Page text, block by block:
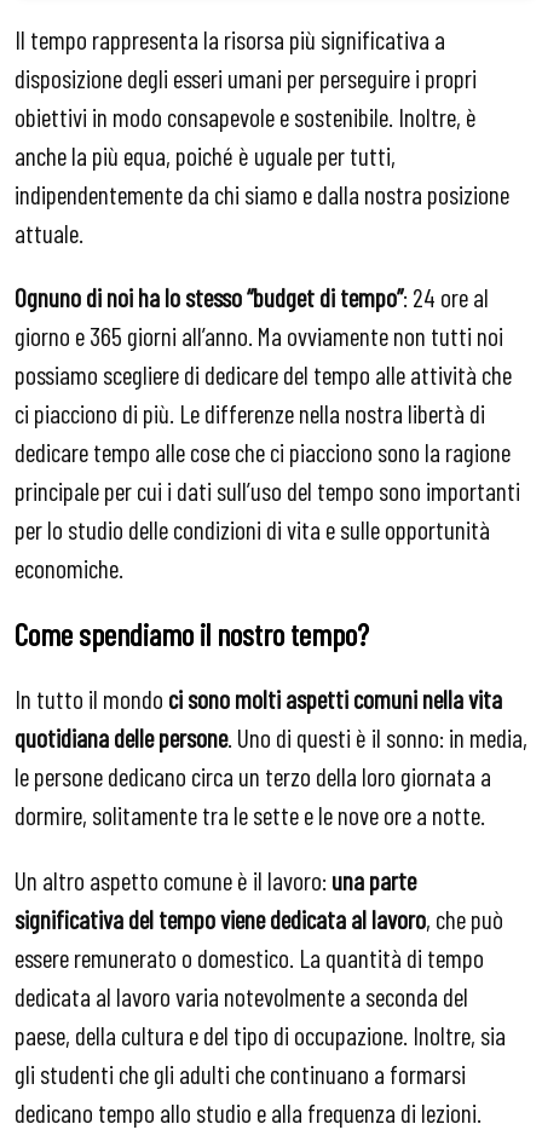
Il tempo rappresenta la risorsa più significativa a
disposizione degli esseri umani per perseguire i propri
obiettivi in modo consapevole e sostenibile. Inoltre, è
anche la più equa, poiché è uguale per tutti,
indipendentemente da chi siamo e dalla nostra posizione
attuale.
Ognuno di noi ha lo stesso “budget di tempo”: 24 ore al
giorno e 365 giorni all’anno. Ma ovviamente non tutti noi
possiamo scegliere di dedicare del tempo alle attività che
ci piacciono di più. Le differenze nella nostra libertà di
dedicare tempo alle cose che ci piacciono sono la ragione
principale per cui i dati sull’uso del tempo sono importanti
per lo studio delle condizioni di vita e sulle opportunità
economiche.
Come spendiamo il nostro tempo?
In tutto il mondo ci sono molti aspetti comuni nella vita
quotidiana delle persone. Uno di questi è il sonno: in media,
le persone dedicano circa un terzo della loro giornata a
dormire, solitamente tra le sette e le nove ore a notte.
Un altro aspetto comune è il lavoro: una parte
significativa del tempo viene dedicata al lavoro, che può
essere remunerato o domestico. La quantità di tempo
dedicata al lavoro varia notevolmente a seconda del
paese, della cultura e del tipo di occupazione. Inoltre, sia
gli studenti che gli adulti che continuano a formarsi
dedicano tempo allo studio e alla frequenza di lezioni.